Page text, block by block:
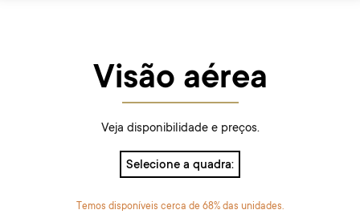
Visão aérea
Veja disponibilidade e preços.
Selecione a quadra:
Temos disponíveis cerca de 68% das unidades.